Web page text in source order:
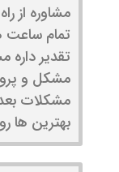
مشاوره از
تمام ساعت
تقدیر
مشکل و
مشکلات
بهترین ها